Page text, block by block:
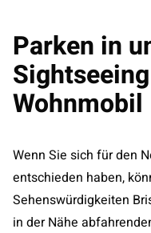
Parken in
Wohnmobil
Wenn Sie sich für den
entschieden haben,
Sehenswürdigkeiten
in der Nähe